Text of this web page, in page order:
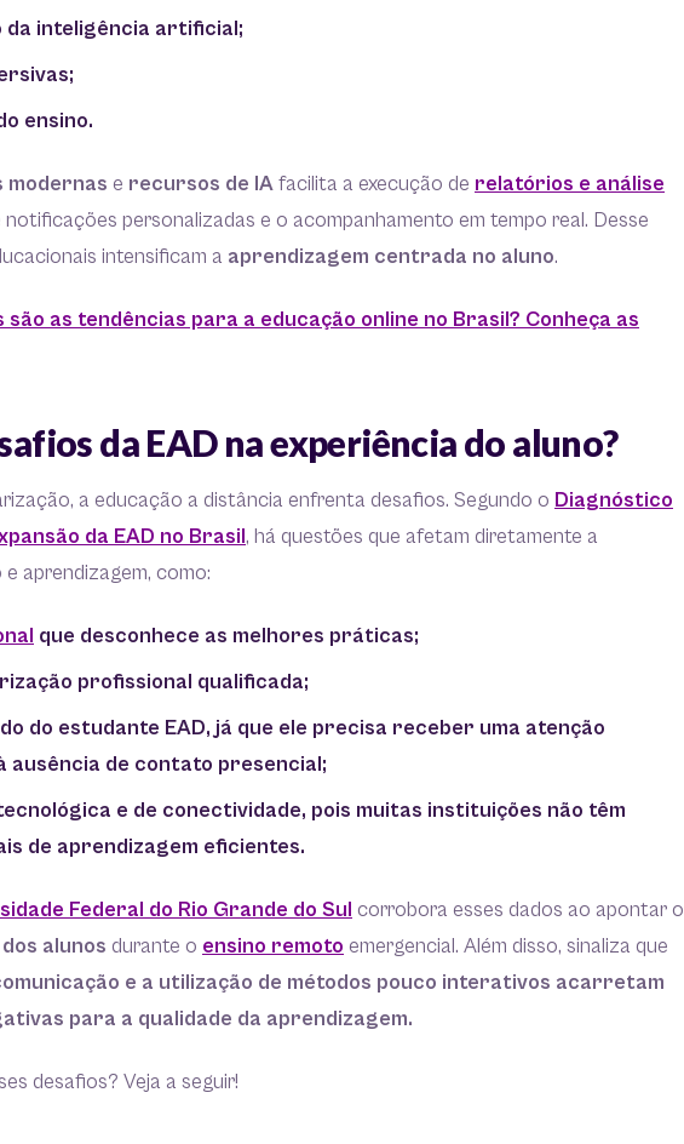
da inteligência artificial;
ensino.
e recursos de IA facilita a execução de relatórios e análise
notificações personalizadas e o acompanhamento em tempo real. Desse
intensificam a aprendizagem centrada no aluno.
são as tendências para a educação online no Brasil? Conheça as
da EAD na experiência do aluno?
a educação a distância enfrenta desafios. Segundo o Diagnóstico
da EAD no Brasil, há questões que afetam diretamente a
aprendizagem, como:
que desconhece as melhores práticas;
profissional qualificada;
do estudante EAD, já que ele precisa receber uma atenção
ausência de contato presencial;
e de conectividade, pois muitas instituições não têm
de aprendizagem eficientes.
Federal do Rio Grande do Sul corrobora esses dados ao apontar o
alunos durante o ensino remoto emergencial. Além disso, sinaliza que
e a utilização de métodos pouco interativos acarretam
para a qualidade da aprendizagem.
desafios? Veja a seguir!